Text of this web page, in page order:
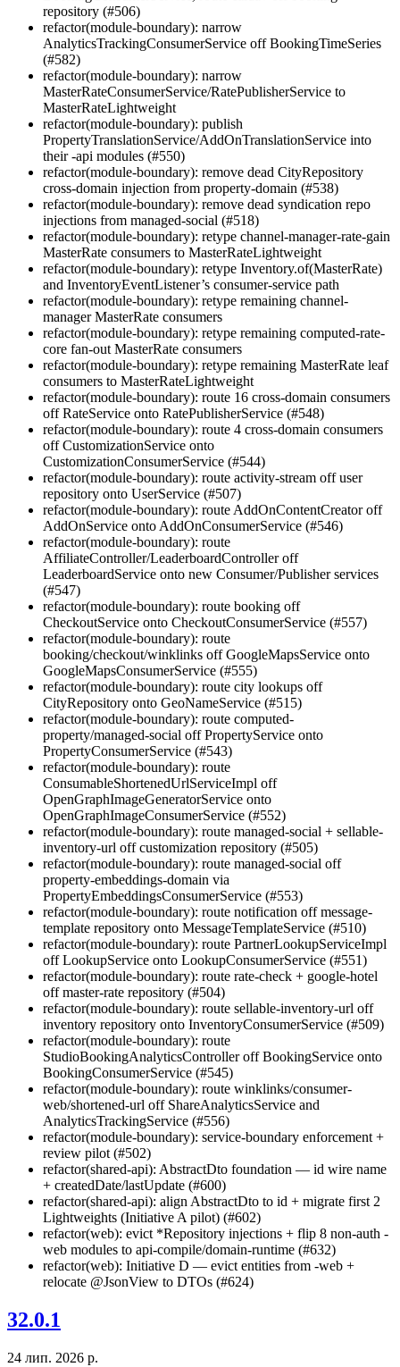
repository (#506)
refactor(module-boundary): narrow
AnalyticsTrackingConsumerService off BookingTimeSeries
(#582)
refactor(module-boundary): narrow
MasterRateConsumerService/RatePublisherService to
MasterRateLightweight
refactor(module-boundary): publish
PropertyTranslationService/AddOnTranslationService into
their -api modules (#550)
refactor(module-boundary): remove dead CityRepository
cross-domain injection from property-domain (#538)
refactor(module-boundary): remove dead syndication repo
injections from managed-social (#518)
refactor(module-boundary): retype channel-manager-rate-gain
MasterRate consumers to MasterRateLightweight
refactor(module-boundary): retype Inventory.of(MasterRate)
and InventoryEventListener’s consumer-service path
refactor(module-boundary): retype remaining channel-
manager MasterRate consumers
refactor(module-boundary): retype remaining computed-rate-
core fan-out MasterRate consumers
refactor(module-boundary): retype remaining MasterRate leaf
consumers to MasterRateLightweight
refactor(module-boundary): route 16 cross-domain consumers
off RateService onto RatePublisherService (#548)
refactor(module-boundary): route 4 cross-domain consumers
off CustomizationService onto
CustomizationConsumerService (#544)
refactor(module-boundary): route activity-stream off user
repository onto UserService (#507)
refactor(module-boundary): route AddOnContentCreator off
AddOnService onto AddOnConsumerService (#546)
refactor(module-boundary): route
AffiliateController/LeaderboardController off
LeaderboardService onto new Consumer/Publisher services
(#547)
refactor(module-boundary): route booking off
CheckoutService onto CheckoutConsumerService (#557)
refactor(module-boundary): route
booking/checkout/winklinks off GoogleMapsService onto
GoogleMapsConsumerService (#555)
refactor(module-boundary): route city lookups off
CityRepository onto GeoNameService (#515)
refactor(module-boundary): route computed-
property/managed-social off PropertyService onto
PropertyConsumerService (#543)
refactor(module-boundary): route
ConsumableShortenedUrlServiceImpl off
OpenGraphImageGeneratorService onto
OpenGraphImageConsumerService (#552)
refactor(module-boundary): route managed-social + sellable-
inventory-url off customization repository (#505)
refactor(module-boundary): route managed-social off
property-embeddings-domain via
PropertyEmbeddingsConsumerService (#553)
refactor(module-boundary): route notification off message-
template repository onto MessageTemplateService (#510)
refactor(module-boundary): route PartnerLookupServiceImpl
off LookupService onto LookupConsumerService (#551)
refactor(module-boundary): route rate-check + google-hotel
off master-rate repository (#504)
refactor(module-boundary): route sellable-inventory-url off
inventory repository onto InventoryConsumerService (#509)
refactor(module-boundary): route
StudioBookingAnalyticsController off BookingService onto
BookingConsumerService (#545)
refactor(module-boundary): route winklinks/consumer-
web/shortened-url off ShareAnalyticsService and
AnalyticsTrackingService (#556)
refactor(module-boundary): service-boundary enforcement +
review pilot (#502)
refactor(shared-api): AbstractDto foundation — id wire name
+ createdDate/lastUpdate (#600)
refactor(shared-api): align AbstractDto to id + migrate first 2
Lightweights (Initiative A pilot) (#602)
refactor(web): evict *Repository injections + flip 8 non-auth -
web modules to api-compile/domain-runtime (#632)
refactor(web): Initiative D — evict entities from -web +
relocate @JsonView to DTOs (#624)
32.0.1
24 лип. 2026 р.